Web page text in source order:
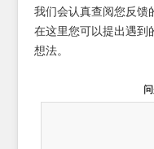
我们会认真查阅您反馈
在这里您可以提出遇到
想法。